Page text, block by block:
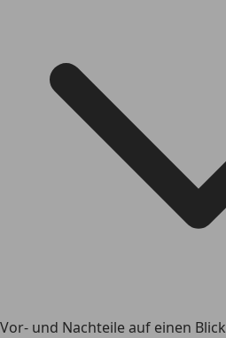
Vor- und Nachteile auf einen Blick